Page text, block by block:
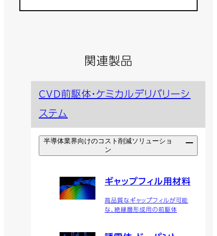
関連製品
CVD前駆体・ケミカルデリバリーシ
ステム
半導体業界向けのコスト削減ソリューショ
ン
ギャップフィル用材料
高品質なギャップフィルが可能
な、絶縁層形成用の前駆体